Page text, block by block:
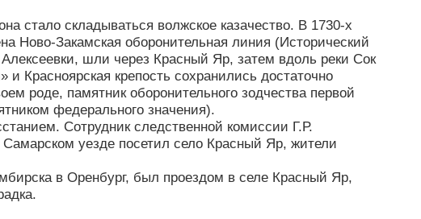
стало складываться волжское казачество. В 1730-х
Ново-Закамская оборонительная линия (Исторический
шли через Красный Яр, затем вдоль реки Сок
Красноярская крепость сохранились достаточно
роде, памятник оборонительного зодчества первой
федерального значения).
Сотрудник следственной комиссии Г.Р.
уезде посетил село Красный Яр, жители
в Оренбург, был проездом в селе Красный Яр,